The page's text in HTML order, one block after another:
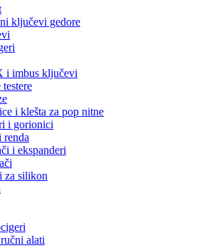
ključevi gedore
i imbus ključevi
i klešta za pop nitne
i gorionici
renda
i ekspanderi
za silikon
alati